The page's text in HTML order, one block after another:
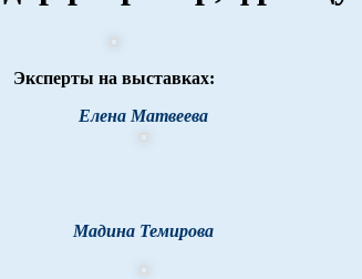
Эксперты на выставках:
Елена Матвеева
Мадина Темирова